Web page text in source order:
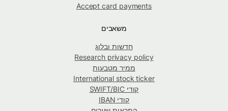
Accept card payments
משאבים
חדשות ובלוג
Research privacy policy
ממיר מטבעות
International stock ticker
קודי SWIFT/BIC
קודי IBAN